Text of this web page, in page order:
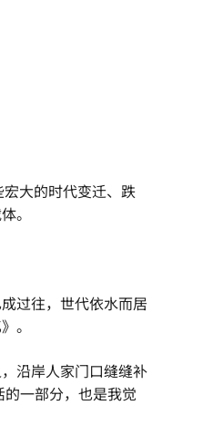
大的时代变迁、跌
。
过往，世代依水而居
。
沿岸人家门口缝缝补
一部分，也是我觉